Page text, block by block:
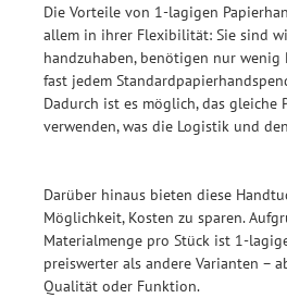
Die Vorteile von 1-lagigen
allem in ihrer Flexibilität: Sie sind
handzuhaben, benötigen nur
fast jedem
Dadurch ist es möglich, das gleiche
verwenden, was die Logistik und
Darüber hinaus bieten diese
Möglichkeit, Kosten zu sparen.
Materialmenge pro Stück ist 1-
preiswerter als andere Varianten –
Qualität oder Funktion.